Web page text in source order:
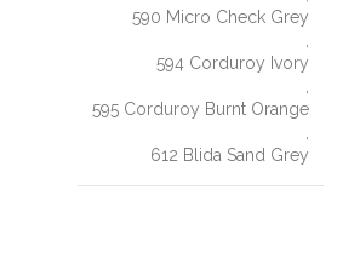
590 Micro Check Grey
594 Corduroy Ivory
595 Corduroy Burnt Orange
612 Blida Sand Grey